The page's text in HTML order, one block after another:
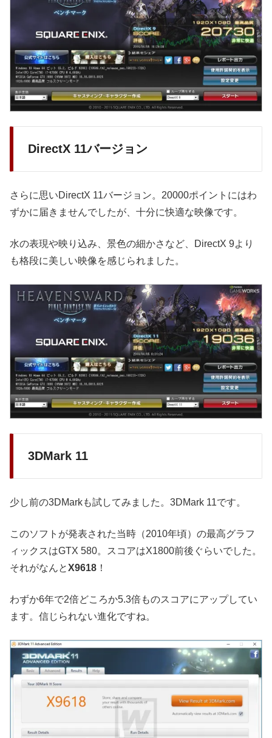
DirectX 11バージョン
さらに思いDirectX 11バージョン。20000ポイントにはわ
ずかに届きませんでしたが、十分に快適な映像です。
水の表現や映り込み、景色の細かさなど、DirectX 9より
も格段に美しい映像を感じられました。
3DMark 11
少し前の3DMarkも試してみました。3DMark 11です。
このソフトが発表された当時（2010年頃）の最高グラフ
ィックスはGTX 580。スコアはX1800前後ぐらいでした。
それがなんとX9618 ！
わずか6年で2倍どころか5.3倍ものスコアにアップしてい
ます。信じられない進化ですね。